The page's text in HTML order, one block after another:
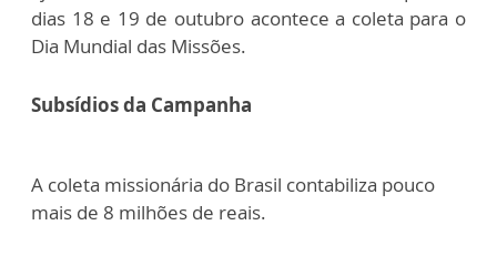
dias 18 e 19 de outubro acontece a coleta para o
Dia Mundial das Missões.
Subsídios da Campanha
A coleta missionária do Brasil contabiliza pouco
mais de 8 milhões de reais.